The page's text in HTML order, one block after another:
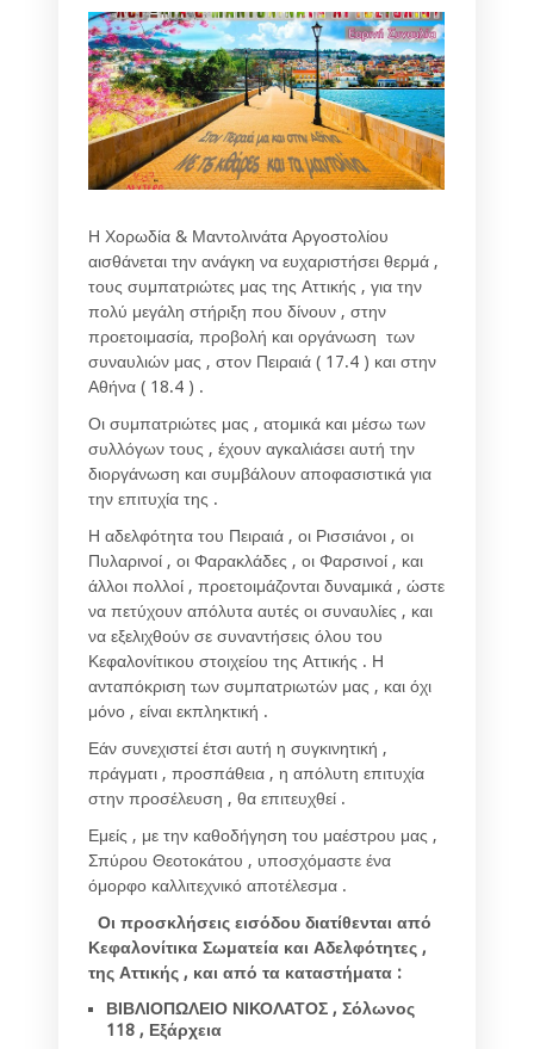
Η Χορωδία & Μαντολινάτα Αργοστολίου
αισθάνεται την ανάγκη να ευχαριστήσει θερμά ,
τους συμπατριώτες μας της Αττικής , για την
πολύ μεγάλη στήριξη που δίνουν , στην
προετοιμασία, προβολή και οργάνωση των
συναυλιών μας , στον Πειραιά ( 17.4 ) και στην
Αθήνα ( 18.4 ) .
Οι συμπατριώτες μας , ατομικά και μέσω των
συλλόγων τους , έχουν αγκαλιάσει αυτή την
διοργάνωση και συμβάλουν αποφασιστικά για
την επιτυχία της .
Η αδελφότητα του Πειραιά , οι Ρισσιάνοι , οι
Πυλαρινοί , οι Φαρακλάδες , οι Φαρσινοί , και
άλλοι πολλοί , προετοιμάζονται δυναμικά , ώστε
να πετύχουν απόλυτα αυτές οι συναυλίες , και
να εξελιχθούν σε συναντήσεις όλου του
Κεφαλονίτικου στοιχείου της Αττικής . Η
ανταπόκριση των συμπατριωτών μας , και όχι
μόνο , είναι εκπληκτική .
Εάν συνεχιστεί έτσι αυτή η συγκινητική ,
πράγματι , προσπάθεια , η απόλυτη επιτυχία
στην προσέλευση , θα επιτευχθεί .
Εμείς , με την καθοδήγηση του μαέστρου μας ,
Σπύρου Θεοτοκάτου , υποσχόμαστε ένα
όμορφο καλλιτεχνικό αποτέλεσμα .
Οι προσκλήσεις εισόδου διατίθενται από
Κεφαλονίτικα Σωματεία και Αδελφότητες ,
της Αττικής , και από τα καταστήματα :
ΒΙΒΛΙΟΠΩΛΕΙΟ ΝΙΚΟΛΑΤΟΣ , Σόλωνος
118 , Εξάρχεια